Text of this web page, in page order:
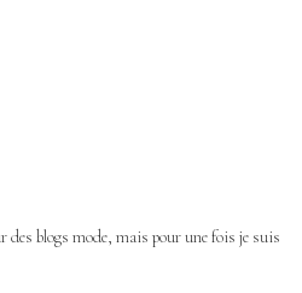
des blogs mode, mais pour une fois je suis